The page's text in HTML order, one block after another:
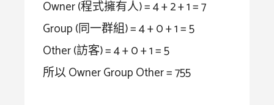
Owner (程式擁有人) = 4 + 2 + 1 = 7
Group (同一群組) = 4 + 0 + 1 = 5
Other (訪客) = 4 + 0 + 1 = 5
所以 Owner Group Other = 755